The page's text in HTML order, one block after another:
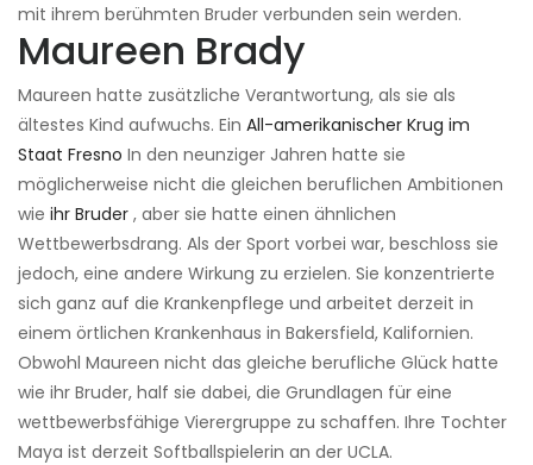
mit ihrem berühmten Bruder verbunden sein werden.
Maureen Brady
Maureen hatte zusätzliche Verantwortung, als sie als
ältestes Kind aufwuchs. Ein All-amerikanischer Krug im
Staat Fresno In den neunziger Jahren hatte sie
möglicherweise nicht die gleichen beruflichen Ambitionen
wie ihr Bruder , aber sie hatte einen ähnlichen
Wettbewerbsdrang. Als der Sport vorbei war, beschloss sie
jedoch, eine andere Wirkung zu erzielen. Sie konzentrierte
sich ganz auf die Krankenpflege und arbeitet derzeit in
einem örtlichen Krankenhaus in Bakersfield, Kalifornien.
Obwohl Maureen nicht das gleiche berufliche Glück hatte
wie ihr Bruder, half sie dabei, die Grundlagen für eine
wettbewerbsfähige Vierergruppe zu schaffen. Ihre Tochter
Maya ist derzeit Softballspielerin an der UCLA.